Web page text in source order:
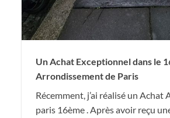
Un Achat Exceptionnel dans le
Arrondissement de Paris
Récemment, j’ai réalisé un Achat
paris 16ème . Après avoir reçu